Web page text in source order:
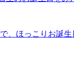
、ほっこりお誕生